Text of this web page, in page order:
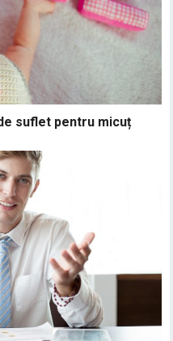
suflet pentru micuț